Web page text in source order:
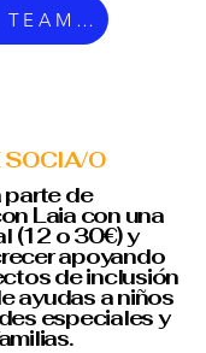
HAZTE TEAMER
SOCIA/O
parte de
Laia con una
(12 o 30€) y
apoyando
de inclusión
ayudas a niños
especiales y